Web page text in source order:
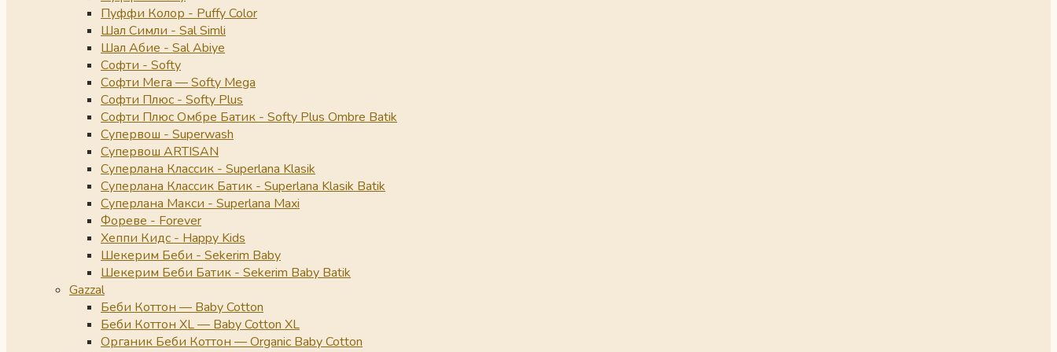
Пуффи Колор - Puffy Color
Шал Симли - Sal Simli
Шал Абие - Sal Abiye
Софти - Softy
Софти Мега — Softy Mega
Софти Плюс - Softy Plus
Софти Плюс Омбре Батик - Softy Plus Ombre Batik
Супервош - Superwash
Супервош ARTISAN
Суперлана Классик - Superlana Klasik
Суперлана Классик Батик - Superlana Klasik Batik
Суперлана Макси - Superlana Maxi
Фореве - Forever
Хеппи Кидс - Happy Kids
Шекерим Беби - Sekerim Baby
Шекерим Беби Батик - Sekerim Baby Batik
Gazzal
Беби Коттон — Baby Cotton
Беби Коттон XL — Baby Cotton XL
Органик Беби Коттон — Organic Baby Cotton